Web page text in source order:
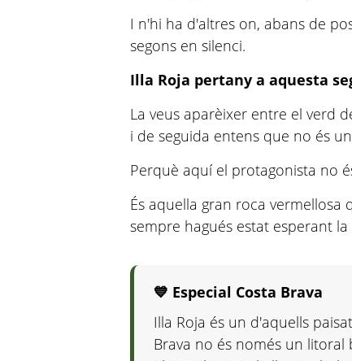
I n'hi ha d'altres on, abans de
segons en silenci.
Illa Roja pertany a aquesta
La veus aparèixer entre el verd
i de seguida entens que no és
Perquè aquí el protagonista no
És aquella gran roca vermellosa
sempre hagués estat esperant
💙 Especial Costa Brava
Illa Roja és un d'aquells
Brava no és només un